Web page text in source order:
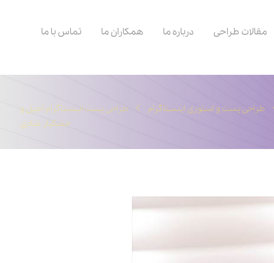
مقالات طراحی درباره ما همکاران ما تماس با ما
طراحی پست و استوری اینستاگرام
طراحی پست اینستاگرام آجیل و
خشکبار شادی